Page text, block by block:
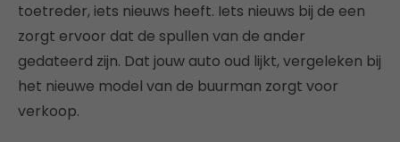
toetreder, iets nieuws heeft. Iets nieuws bij de een
zorgt ervoor dat de spullen van de ander
gedateerd zijn. Dat jouw auto oud lijkt, vergeleken bij
het nieuwe model van de buurman zorgt voor
verkoop.